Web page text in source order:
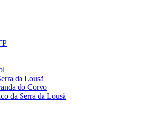
da Lousã
do Corvo
da Serra da Lousã